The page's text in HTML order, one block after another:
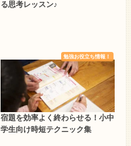
る思考レッスン♪
勉強お役立ち情報！
宿題を効率よく終わらせる！小中
学生向け時短テクニック集